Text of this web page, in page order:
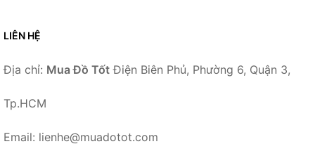
LIÊN HỆ
Địa chỉ: Mua Đồ Tốt Điện Biên Phủ, Phường 6, Quận 3,
Tp.HCM
Email: lienhe@muadotot.com